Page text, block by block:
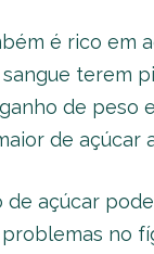
é rico em
terem
de peso
de açúcar
de açúcar
problemas no